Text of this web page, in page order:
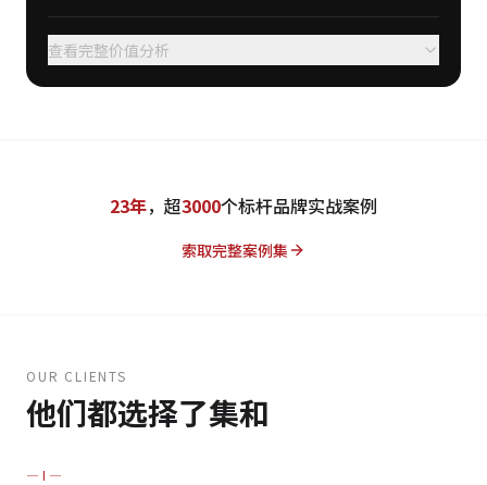
查看完整价值分析
23年，超3000个标杆品牌实战案例
索取完整案例集
OUR CLIENTS
他们都选择了集和
— I —